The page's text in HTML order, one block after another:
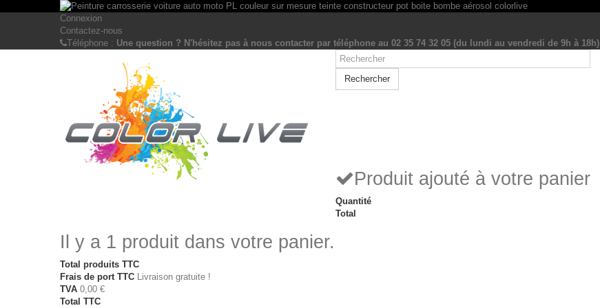
Connexion
Contactez-nous
Téléphone : Une question ? N'hésitez pas à nous contacter par téléphone au 02 35 74 32 05 (du lundi au vendredi de 9h à 18h)
Rechercher
Produit ajouté à votre panier
Quantité
Total
Il y a 1 produit dans votre panier.
Total produits TTC
Frais de port TTC Livraison gratuite !
TVA 0,00 €
Total TTC